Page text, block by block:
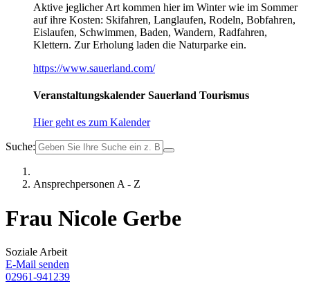
Aktive jeglicher Art kommen hier im Winter wie im Sommer
auf ihre Kosten: Skifahren, Langlaufen, Rodeln, Bobfahren,
Eislaufen, Schwimmen, Baden, Wandern, Radfahren,
Klettern. Zur Erholung laden die Naturparke ein.
https://www.sauerland.com/
Veranstaltungskalender Sauerland Tourismus
Hier geht es zum Kalender
Suche:
Ansprechpersonen A - Z
Frau Nicole Gerbe
Soziale Arbeit
E-Mail senden
02961-941239